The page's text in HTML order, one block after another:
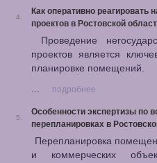
4.
Как оперативно реагировать
проектов в Ростовской
Проведение
проектов является
планировке помещений.
...
подробнее
5.
Особенности экспертизы по
перепланировках в
Перепланировка
и коммерческих